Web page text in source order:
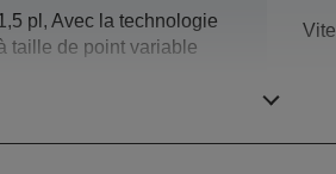
pl, Avec la technologie
taille de point variable